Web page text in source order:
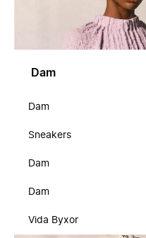
Dam
Dam
Sneakers
Dam
Dam
Vida Byxor